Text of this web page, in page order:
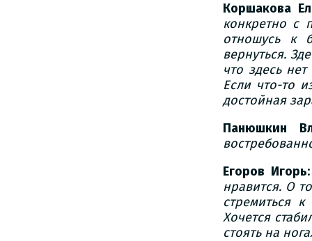
Коршакова
конкретно с
отношусь к
вернуться.
что здесь
Если что-то
достойная
Панюшкин
Егоров Игорь
нравится. О
стремиться
Хочется
стоять на